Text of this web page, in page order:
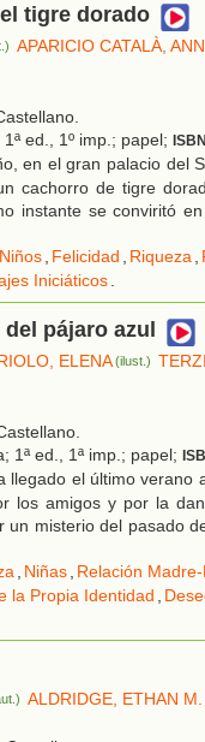
tigre dorado
APARICIO CATALÀ,
ed., 1º imp.; papel;
en el gran palacio del
cachorro de tigre
instante se conviritó
Niños, Felicidad , Riqueza,
Iniciáticos.
pájaro azul
ELENA(ilust.)
1ª ed., 1ª imp.; papel;
llegado el último verano
los amigos y por la
un misterio del pasado
, Niñas, Relación
la Propia Identidad ,
ALDRIDGE, ETHAN M.